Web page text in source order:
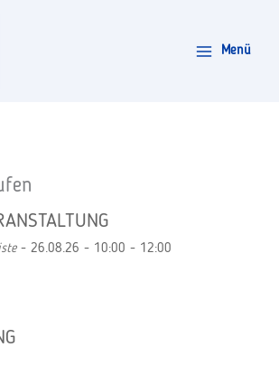
Menü
- 26.08.26 - 10:00 - 12:00